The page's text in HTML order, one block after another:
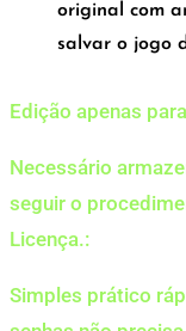
original com
salvar o jogo
Edição apenas
Necessário
seguir o
Licença.:
Simples prático